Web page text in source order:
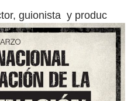
guionista y produc